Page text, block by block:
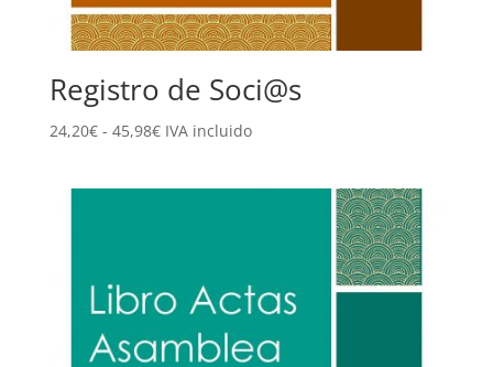
Registro de Soci@s
24,20€ - 45,98€Rango
45,98€
IVA incluido